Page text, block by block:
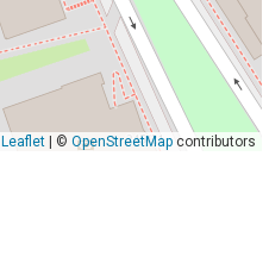
Leaflet| © OpenStreetMapcontributors